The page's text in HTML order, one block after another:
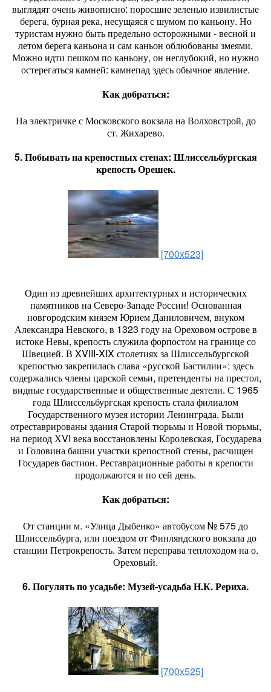
выглядят очень живописно: поросшие зеленью извилистые
берега, бурная река, несущаяся с шумом по каньону. Но
туристам нужно быть предельно осторожными - весной и
летом берега каньона и сам каньон облюбованы змеями.
Можно идти пешком по каньону, он неглубокий, но нужно
остерегаться камней: камнепад здесь обычное явление.
Как добраться:
На электричке с Московского вокзала на Волховстрой, до
ст. Жихарево.
5. Побывать на крепостных стенах: Шлиссельбургская
крепость Орешек.
[700x523]
Один из древнейших архитектурных и исторических
памятников на Северо-Западе России! Основанная
новгородским князем Юрием Даниловичем, внуком
Александра Невского, в 1323 году на Ореховом острове в
истоке Невы, крепость служила форпостом на границе со
Швецией. В XVIII-XIX столетиях за Шлиссельбургской
крепостью закрепилась слава «русской Бастилии»: здесь
содержались члены царской семьи, претенденты на престол,
видные государственные и общественные деятели. С 1965
года Шлиссельбургская крепость стала филиалом
Государственного музея истории Ленинграда. Были
отреставрированы здания Старой тюрьмы и Новой тюрьмы,
на период ХVI века восстановлены Королевская, Государева
и Головина башни участки крепостной стены, расчищен
Государев бастион. Реставрационные работы в крепости
продолжаются и по сей день.
Как добраться:
От станции м. «Улица Дыбенко» автобусом № 575 до
Шлиссельбурга, или поездом от Финляндского вокзала до
станции Петрокрепость. Затем переправа теплоходом на о.
Ореховый.
6. Погулять по усадьбе: Музей-усадьба Н.К. Рериха.
[700x525]